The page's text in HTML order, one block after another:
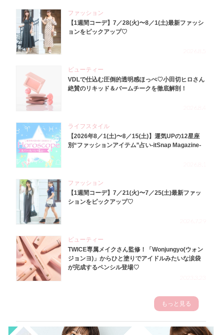
ファッション
【1週間コーデ】7／28(火)〜8／1(土)最新ファッシ
ョンをピックアップ♡
ビューティー
VDLで仕込む圧倒的透明感ほっぺ♡小田切ヒロさん
絶賛のリキッド＆バームチークを徹底解剖！
ライフスタイル
【2026年8／1(土)〜8／15(土)】運気UPの12星座
別“ファッションアイテム”占い-itSnap Magazine-
ファッション
【1週間コーデ】7／21(火)〜7／25(土)最新ファッ
ションをピックアップ♡
ビューティー
TWICE専属メイクさん監修！「Wonjungyo(ウォン
ジョンヨ)」からひと塗りでアイドルみたいな涙袋
が完成するペンシル登場♡
もっと見る